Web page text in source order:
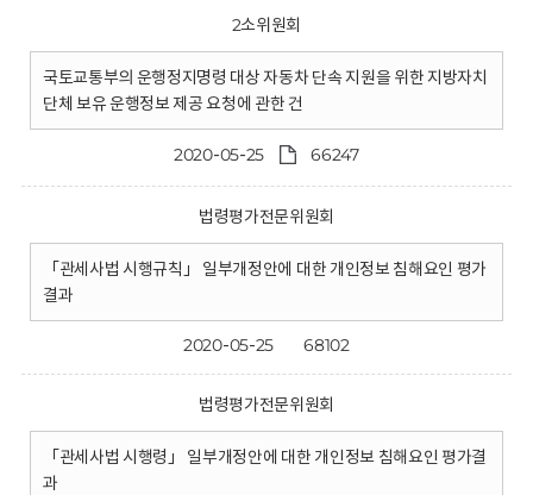
2소위원회
국토교통부의 운행정지명령 대상 자동차 단속 지원을 위한 지방자치
단체 보유 운행정보 제공 요청에 관한 건
2020-05-25 66247
법령평가전문위원회
「관세사법 시행규칙」 일부개정안에 대한 개인정보 침해요인 평가
결과
2020-05-25 68102
법령평가전문위원회
「관세사법 시행령」 일부개정안에 대한 개인정보 침해요인 평가결
과